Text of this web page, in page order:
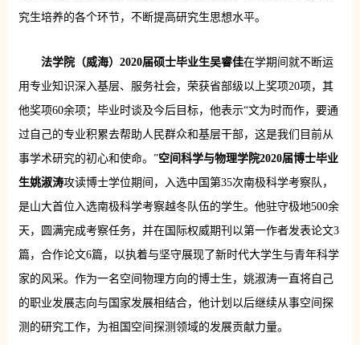
究生培养的各个环节，不断提高研究生思想水平。
法学院（威海）2020届硕士毕业生吴睿佳在学期间就不断运
用专业知识深入基层、服务社会，荣获省部级以上奖项20项，其
他奖项60余项；毕业时谈及今后目标，他表示“文为时而作，要通
过自己的专业积累去帮助人民群众和基层干部，这是我们目前从
事学术研究的初心和使命。”空间科学与物理学院2020届博士毕业
生姚淑涛攻读博士学位期间，入选中国第35次南极科学考察队，
是山大首位入选南极科学考察越冬队伍的学生。他驻守极地500余
天，圆满完成考察任务，并在国际权威期刊以第一作者发表论文3
篇，合作论文6篇，以执着与坚守展现了新时代大学生与青年科学
家的风采。作为一名空间物理方向的博士生，姚淑涛一直将自己
的职业发展志向与国家发展相结合，他计划以后继续从事空间探
测的研究工作，为祖国空间探测领域的发展贡献力量。